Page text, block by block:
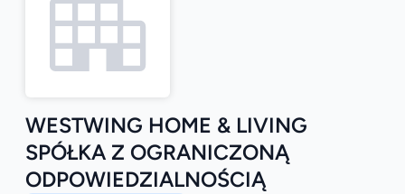
WESTWING HOME & LIVING
SPÓŁKA Z OGRANICZONĄ
ODPOWIEDZIALNOŚCIĄ